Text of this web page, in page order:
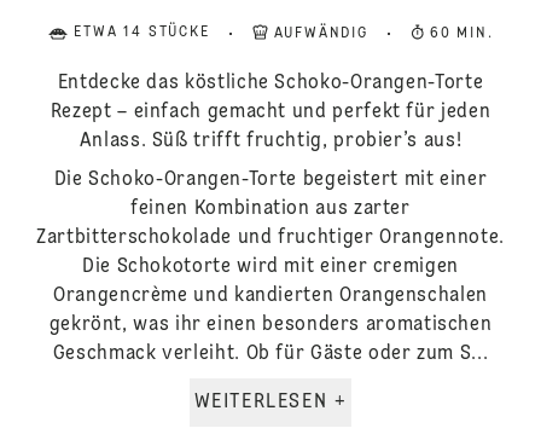
ETWA 14 STÜCKE AUFWÄNDIG 60 MIN.
Entdecke das köstliche Schoko-Orangen-Torte
Rezept – einfach gemacht und perfekt für jeden
Anlass. Süß trifft fruchtig, probier’s aus!
Die Schoko-Orangen-Torte begeistert mit einer
feinen Kombination aus zarter
Zartbitterschokolade und fruchtiger Orangennote.
Die Schokotorte wird mit einer cremigen
Orangencrème und kandierten Orangenschalen
gekrönt, was ihr einen besonders aromatischen
Geschmack verleiht. Ob für Gäste oder zum S...
WEITERLESEN +